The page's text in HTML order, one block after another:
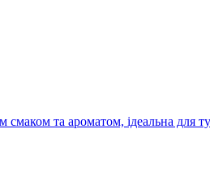
та ароматом, ідеальна для